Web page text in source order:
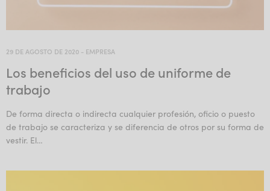
29 DE AGOSTO DE 2020 - EMPRESA
Los beneficios del uso de uniforme de
trabajo
De forma directa o indirecta cualquier profesión, oficio o puesto
de trabajo se caracteriza y se diferencia de otros por su forma de
vestir. El…